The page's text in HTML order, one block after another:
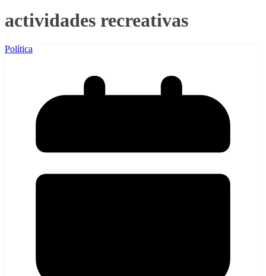
actividades recreativas
Política